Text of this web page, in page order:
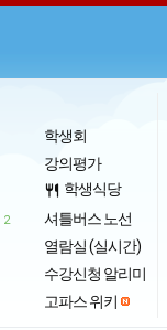
2
학생회
강의평가
restaurant 학생식당
셔틀버스 노선
열람실 (실시간)
수강신청 알리미
고파스 위키